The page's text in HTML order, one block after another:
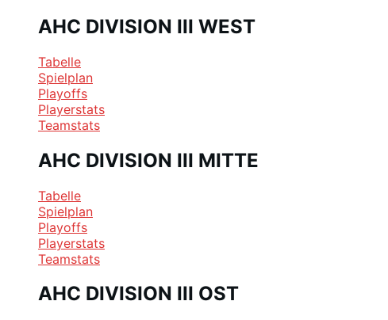
AHC DIVISION III WEST
Tabelle
Spielplan
Playoffs
Playerstats
Teamstats
AHC DIVISION III MITTE
Tabelle
Spielplan
Playoffs
Playerstats
Teamstats
AHC DIVISION III OST